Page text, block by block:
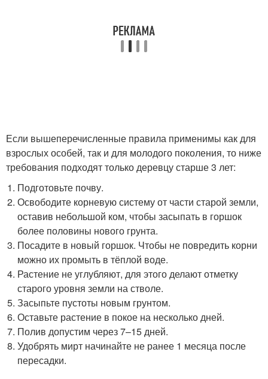
Если вышеперечисленные правила применимы как для
взрослых особей, так и для молодого поколения, то ниже
требования подходят только деревцу старше 3 лет:
Подготовьте почву.
Освободите корневую систему от части старой земли,
оставив небольшой ком, чтобы засыпать в горшок
более половины нового грунта.
Посадите в новый горшок. Чтобы не повредить корни
можно их промыть в тёплой воде.
Растение не углубляют, для этого делают отметку
старого уровня земли на стволе.
Засыпьте пустоты новым грунтом.
Оставьте растение в покое на несколько дней.
Полив допустим через 7–15 дней.
Удобрять мирт начинайте не ранее 1 месяца после
пересадки.